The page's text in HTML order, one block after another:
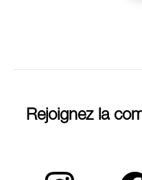
Rejoignez la